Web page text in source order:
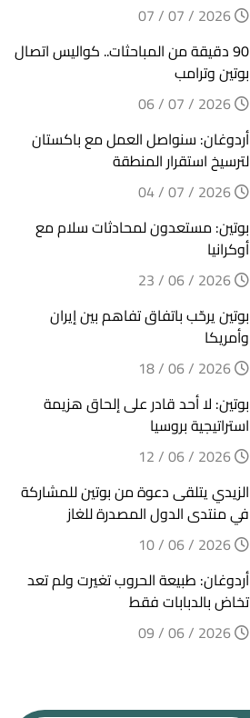
90 دقيقة من المباحثات.. كواليس اتصال
بوتين وترامب
أردوغان: سنواصل العمل مع باكستان
لترسيخ استقرار المنطقة
بوتين: مستعدون لمحادثات سلام مع
أوكرانيا
بوتين يرحّب باتفاق تفاهم بين إيران
وأمريكا
بوتين: لا أحد قادر على إلحاق هزيمة
استراتيجية بروسيا
الزيدي يتلقى دعوة من بوتين للمشاركة
في منتدى الدول المصدرة للغاز
أردوغان: طبيعة الحروب تغيرت ولم تعد
تخاض بالدبابات فقط